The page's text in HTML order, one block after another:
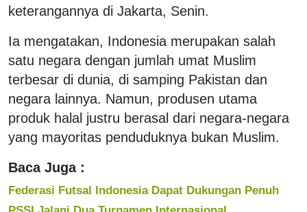
keterangannya di Jakarta, Senin.
Ia mengatakan, Indonesia merupakan salah
satu negara dengan jumlah umat Muslim
terbesar di dunia, di samping Pakistan dan
negara lainnya. Namun, produsen utama
produk halal justru berasal dari negara-negara
yang mayoritas penduduknya bukan Muslim.
Baca Juga :
Federasi Futsal Indonesia Dapat Dukungan Penuh